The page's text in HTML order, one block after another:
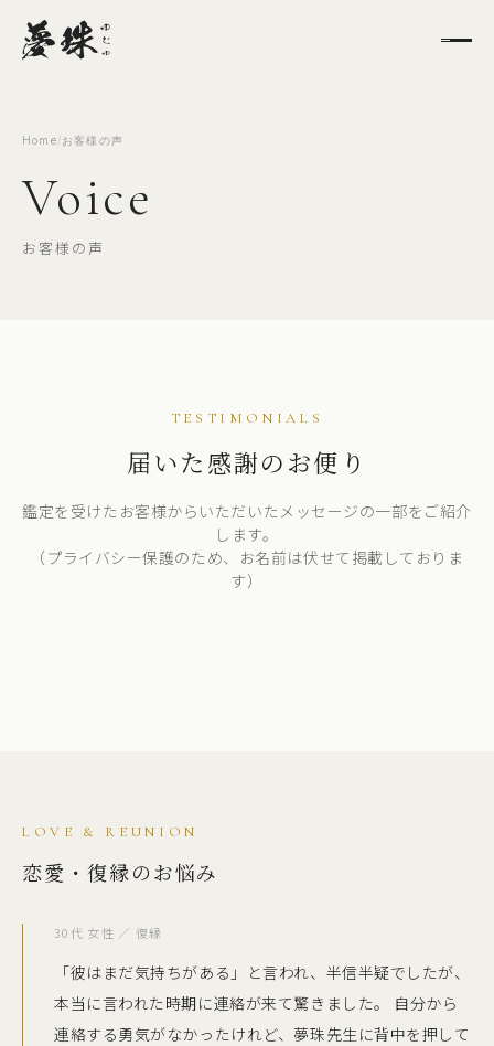
Home/お客様の声
Voice
お客様の声
TESTIMONIALS
届いた感謝のお便り
鑑定を受けたお客様からいただいたメッセージの一部をご紹介
します。
（プライバシー保護のため、お名前は伏せて掲載しておりま
す）
LOVE & REUNION
恋愛・復縁のお悩み
30代 女性 ／ 復縁
「彼はまだ気持ちがある」と言われ、半信半疑でしたが、
本当に言われた時期に連絡が来て驚きました。 自分から
連絡する勇気がなかったけれど、夢珠先生に背中を押して